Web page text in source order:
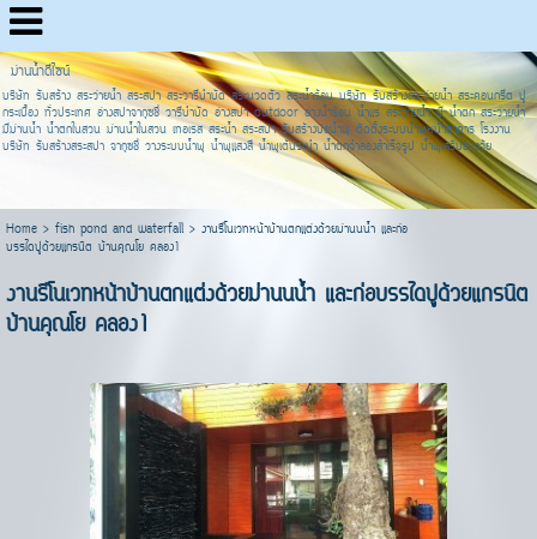
ม่านน้ำดีไซน์
บริษัท รับสร้าง สระว่ายน้ำ สระสปา สระวารีบำบัด สระนวดตัว สระน้ำร้อน บริษัท รับสร้างสระว่ายน้ำ สระคอนกรีต ปู
กระเบื้อง ทั่วประเทศ อ่างสปาจากุซชี่ วารีบำบัด อ่างสปา outdoor อ่างน้ำร้อน น้ำแร่ สระว่ายน้ำ มี น้ำตก สระว่ายน้ำ
มีม่านน้ำ น้ำตกในสวน ม่านน้ำในสวน เทอเรส สระน้ำ สระสปา รับสร้างบ่อน้ำพุ ติดตั้งระบบน้ำพุหน้าอาคาร โรงงาน
บริษัท รับสร้างสระสปา จากุซชี่ วางระบบน้ำพุ น้ำพุแสงสี น้ำพุเต้นระบำ น้ำตกจำลองสำเร็จรูป น้ำพุเสริมฮวงจุ้ย
Home> fish pond and waterfall> งานรีโนเวทหน้าบ้านตกแต่งด้วยม่านนน้ำ และก่อ
บรรไดปูด้วยแกรนิต บ้านคุณโย คลอง1
งานรีโนเวทหน้าบ้านตกแต่งด้วยม่านนน้ำ และก่อบรรไดปูด้วยแกรนิต
บ้านคุณโย คลอง1